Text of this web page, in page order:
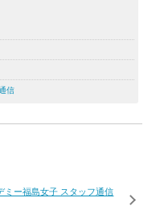
信
ー福島女子 スタッフ通信